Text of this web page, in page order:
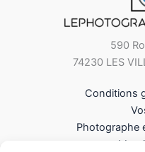
590
74230 LES
Conditions
Photographe